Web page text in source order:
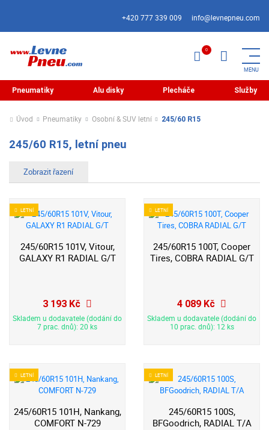
+420 777 339 009 info@levnepneu.com
Pneumatiky Alu disky Plecháče Služby
Úvod Pneumatiky Osobní & SUV letní 245/60 R15
245/60 R15, letní pneu
LETNÍ
245/60R15 101V, Vitour,
GALAXY R1 RADIAL G/T
3 193 Kč
Skladem u dodavatele (dodání do
7 prac. dnů): 20 ks
LETNÍ
245/60R15 100T, Cooper
Tires, COBRA RADIAL G/T
4 089 Kč
Skladem u dodavatele (dodání do
10 prac. dnů): 12 ks
LETNÍ
245/60R15 101H, Nankang,
COMFORT N-729
LETNÍ
245/60R15 100S,
BFGoodrich, RADIAL T/A